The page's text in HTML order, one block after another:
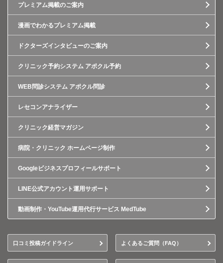
プレミアム掲載のご案内
漫画でわかるプレミアム掲載
ドクターズインタビューのご案内
クリニック予約システム アポクル予約
WEB問診システム アポクル問診
レセコンアナライザー
クリニック経営マガジン
病院・クリニック ホームページ制作
Googleビジネスプロフィールサポート
LINE公式アカウント運用サポート
動画制作・YouTube運用代行サービス MedTube
口コミ投稿ガイドライン よくあるご質問（FAQ）